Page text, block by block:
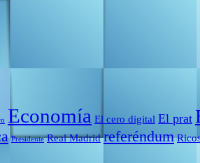
Economía El cero digital El prat
Presidente Real Madrid referéndum